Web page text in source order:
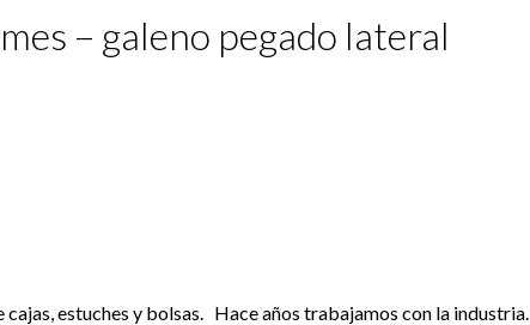
– galeno pegado lateral
estuches y bolsas. Hace años trabajamos con la industria.